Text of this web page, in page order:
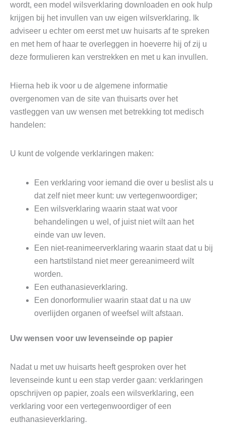
wordt, een model wilsverklaring downloaden en ook hulp
krijgen bij het invullen van uw eigen wilsverklaring. Ik
adviseer u echter om eerst met uw huisarts af te spreken
en met hem of haar te overleggen in hoeverre hij of zij u
deze formulieren kan verstrekken en met u kan invullen.
Hierna heb ik voor u de algemene informatie
overgenomen van de site van thuisarts over het
vastleggen van uw wensen met betrekking tot medisch
handelen:
U kunt de volgende verklaringen maken:
Een verklaring voor iemand die over u beslist als u
dat zelf niet meer kunt: uw vertegenwoordiger;
Een wilsverklaring waarin staat wat voor
behandelingen u wel, of juist niet wilt aan het
einde van uw leven.
Een niet-reanimeerverklaring waarin staat dat u bij
een hartstilstand niet meer gereanimeerd wilt
worden.
Een euthanasieverklaring.
Een donorformulier waarin staat dat u na uw
overlijden organen of weefsel wilt afstaan.
Uw wensen voor uw levenseinde op papier
Nadat u met uw huisarts heeft gesproken over het
levenseinde kunt u een stap verder gaan: verklaringen
opschrijven op papier, zoals een wilsverklaring, een
verklaring voor een vertegenwoordiger of een
euthanasieverklaring.